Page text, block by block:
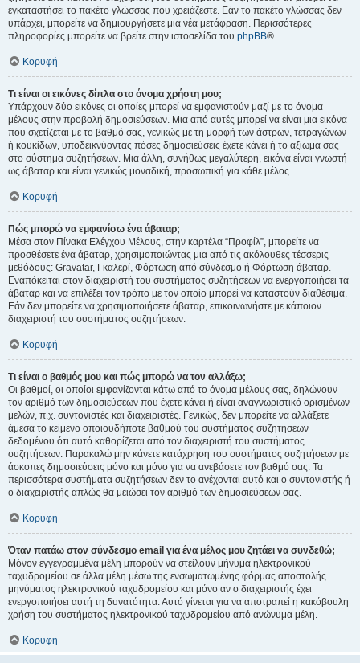
εγκαταστήσει το πακέτο γλώσσας που χρειάζεστε. Εάν το πακέτο γλώσσας δεν
υπάρχει, μπορείτε να δημιουργήσετε μια νέα μετάφραση. Περισσότερες
πληροφορίες μπορείτε να βρείτε στην ιστοσελίδα του phpBB®.
Κορυφή
Τι είναι οι εικόνες δίπλα στο όνομα χρήστη μου;
Υπάρχουν δύο εικόνες οι οποίες μπορεί να εμφανιστούν μαζί με το όνομα
μέλους στην προβολή δημοσιεύσεων. Μια από αυτές μπορεί να είναι μια εικόνα
που σχετίζεται με το βαθμό σας, γενικώς με τη μορφή των άστρων, τετραγώνων
ή κουκίδων, υποδεικνύοντας πόσες δημοσιεύσεις έχετε κάνει ή το αξίωμα σας
στο σύστημα συζητήσεων. Μια άλλη, συνήθως μεγαλύτερη, εικόνα είναι γνωστή
ως άβαταρ και είναι γενικώς μοναδική, προσωπική για κάθε μέλος.
Κορυφή
Πώς μπορώ να εμφανίσω ένα άβαταρ;
Μέσα στον Πίνακα Ελέγχου Μέλους, στην καρτέλα “Προφίλ”, μπορείτε να
προσθέσετε ένα άβαταρ, χρησιμοποιώντας μια από τις ακόλουθες τέσσερις
μεθόδους: Gravatar, Γκαλερί, Φόρτωση από σύνδεσμο ή Φόρτωση άβαταρ.
Εναπόκειται στον διαχειριστή του συστήματος συζητήσεων να ενεργοποιήσει τα
άβαταρ και να επιλέξει τον τρόπο με τον οποίο μπορεί να καταστούν διαθέσιμα.
Εάν δεν μπορείτε να χρησιμοποιήσετε άβαταρ, επικοινωνήστε με κάποιον
διαχειριστή του συστήματος συζητήσεων.
Κορυφή
Τι είναι ο βαθμός μου και πώς μπορώ να τον αλλάξω;
Οι βαθμοί, οι οποίοι εμφανίζονται κάτω από το όνομα μέλους σας, δηλώνουν
τον αριθμό των δημοσιεύσεων που έχετε κάνει ή είναι αναγνωριστικό ορισμένων
μελών, π.χ. συντονιστές και διαχειριστές. Γενικώς, δεν μπορείτε να αλλάξετε
άμεσα το κείμενο οποιουδήποτε βαθμού του συστήματος συζητήσεων
δεδομένου ότι αυτό καθορίζεται από τον διαχειριστή του συστήματος
συζητήσεων. Παρακαλώ μην κάνετε κατάχρηση του συστήματος συζητήσεων με
άσκοπες δημοσιεύσεις μόνο και μόνο για να ανεβάσετε τον βαθμό σας. Τα
περισσότερα συστήματα συζητήσεων δεν το ανέχονται αυτό και ο συντονιστής ή
ο διαχειριστής απλώς θα μειώσει τον αριθμό των δημοσιεύσεων σας.
Κορυφή
Όταν πατάω στον σύνδεσμο email για ένα μέλος μου ζητάει να συνδεθώ;
Μόνον εγγεγραμμένα μέλη μπορούν να στείλουν μήνυμα ηλεκτρονικού
ταχυδρομείου σε άλλα μέλη μέσω της ενσωματωμένης φόρμας αποστολής
μηνύματος ηλεκτρονικού ταχυδρομείου και μόνο αν ο διαχειριστής έχει
ενεργοποιήσει αυτή τη δυνατότητα. Αυτό γίνεται για να αποτραπεί η κακόβουλη
χρήση του συστήματος ηλεκτρονικού ταχυδρομείου από ανώνυμα μέλη.
Κορυφή